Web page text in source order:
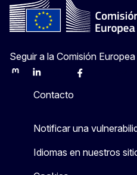
Seguir a la Comisión Europea
MastodonLinkedInBlueskyFacebook
Contacto
Notificar una
Idiomas en nuestros